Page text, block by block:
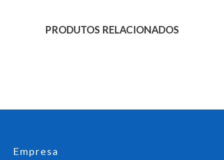
PRODUTOS RELACIONADOS
Empresa